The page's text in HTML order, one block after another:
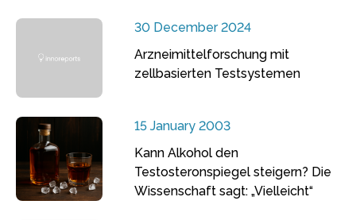
30 December 2024
Arzneimittelforschung mit
zellbasierten Testsystemen
15 January 2003
Kann Alkohol den
Testosteronspiegel steigern? Die
Wissenschaft sagt: „Vielleicht“